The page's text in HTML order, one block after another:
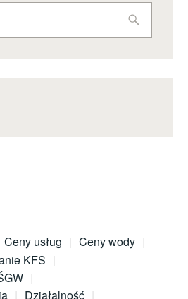
Ceny usług
Ceny wody
KFS
Działalność